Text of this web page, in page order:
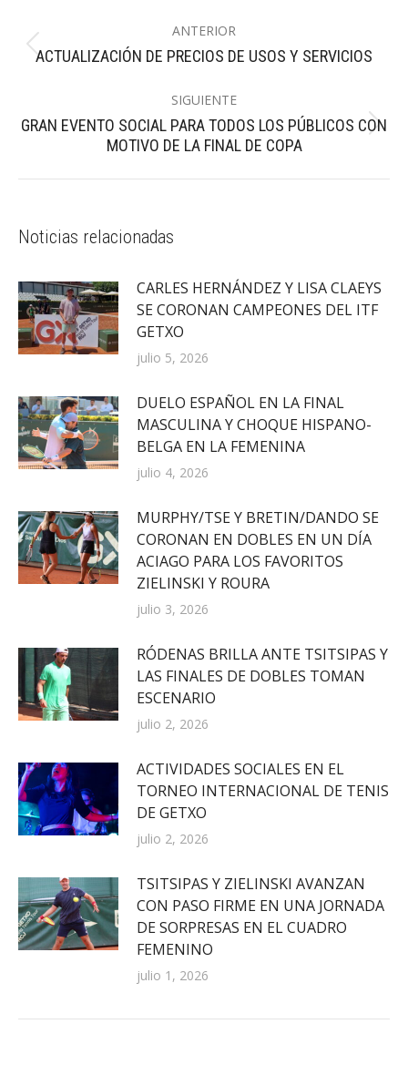
entre
ANTERIOR
Publicación
ACTUALIZACIÓN DE PRECIOS DE USOS Y SERVICIOS
SIGUIENTE
Publicación
siguiente:
GRAN EVENTO SOCIAL PARA TODOS LOS PÚBLICOS CON
MOTIVO DE LA FINAL DE COPA
Noticias relacionadas
CARLES HERNÁNDEZ Y LISA CLAEYS
SE CORONAN CAMPEONES DEL ITF
GETXO
julio 5, 2026
DUELO ESPAÑOL EN LA FINAL
MASCULINA Y CHOQUE HISPANO-
BELGA EN LA FEMENINA
julio 4, 2026
MURPHY/TSE Y BRETIN/DANDO SE
CORONAN EN DOBLES EN UN DÍA
ACIAGO PARA LOS FAVORITOS
ZIELINSKI Y ROURA
julio 3, 2026
RÓDENAS BRILLA ANTE TSITSIPAS Y
LAS FINALES DE DOBLES TOMAN
ESCENARIO
julio 2, 2026
ACTIVIDADES SOCIALES EN EL
TORNEO INTERNACIONAL DE TENIS
DE GETXO
julio 2, 2026
TSITSIPAS Y ZIELINSKI AVANZAN
CON PASO FIRME EN UNA JORNADA
DE SORPRESAS EN EL CUADRO
FEMENINO
julio 1, 2026